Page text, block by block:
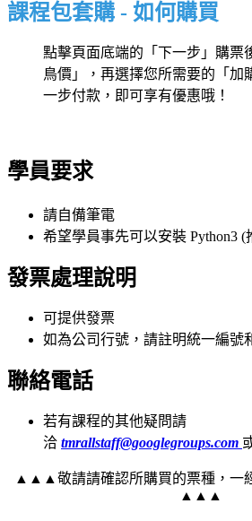
課程包套購 - 如何購買
點擊頁面底端的「下一步」購票
鳥價」，再選擇您所需要的「加
一步付款，即可享有優惠哦！
學員要求
請自備筆電
希望學員事先可以安裝 Python3 (
發票處理說明
可提供發票
如為公司行號，請註明統一編號
聯絡電話
若有課程的其他疑問請
洽 tmrallstaff@googlegroups.com
▲▲▲敬請請確認所購買的票種，一
▲▲▲